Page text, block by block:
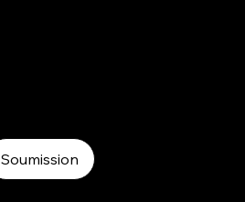
Soumission